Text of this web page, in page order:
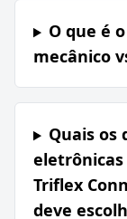
O que é
mecânico
Quais os
eletrônicas
Triflex
deve